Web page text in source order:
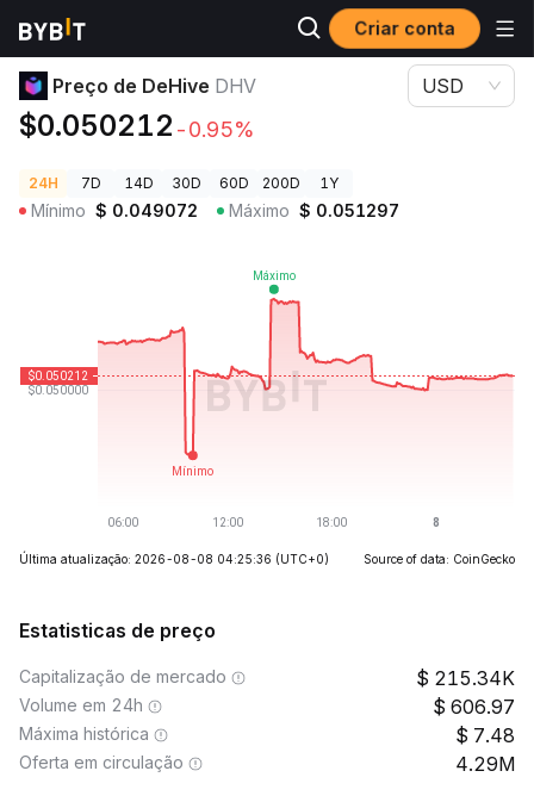
Criar conta
Preços de Criptomoedas Preço de DeHive DHV
Preço de DeHive DHV
$0.050212 -0.95%
USD
24H 7D 14D 30D 60D 200D 1Y
Mínimo $ 0.049072 Máximo $ 0.051297
Última atualização: 2026-08-08 04:25:36 (UTC+0) Source of data: CoinGecko
Estatisticas de preço
Capitalização de mercado 215.34K
Volume em 24h 606.97
Máxima histórica 7.48
Oferta em circulação 4.29M